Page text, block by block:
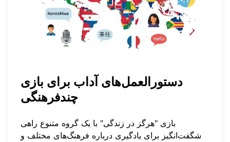
دستورالعمل‌های آداب برای بازی
چندفرهنگی
بازی "هرگز در زندگی" با یک گروه متنوع راهی
شگفت‌انگیز برای یادگیری درباره فرهنگ‌های مختلف و